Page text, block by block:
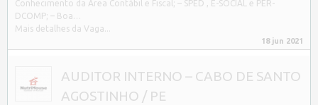
Conhecimento da Área Contábil e Fiscal; – SPED , E-SOCIAL e PER-
DCOMP; – Boa…
Mais detalhes da Vaga...
18 jun 2021
AUDITOR INTERNO – CABO DE SANTO
AGOSTINHO / PE